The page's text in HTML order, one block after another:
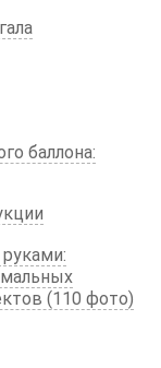
баллона:
(110 фото)